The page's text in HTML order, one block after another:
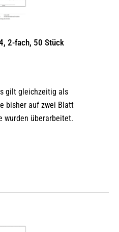
2-fach, 50 Stück
gilt gleichzeitig als
bisher auf zwei Blatt
wurden überarbeitet.